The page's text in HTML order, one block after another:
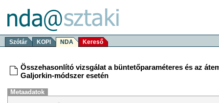
Szótár KOPI NDA Kereső
Összehasonlító vizsgálat a büntetőparaméteres és az
Galjorkin-módszer esetén
Metaadatok